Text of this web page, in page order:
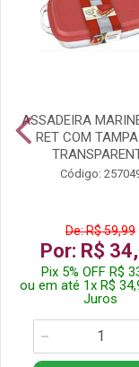
ASSADEIRA
RET COM
Código:
De: R$ 59,99
Por: R$
Pix 5% OFF R$
ou em até 1x R$
Juros